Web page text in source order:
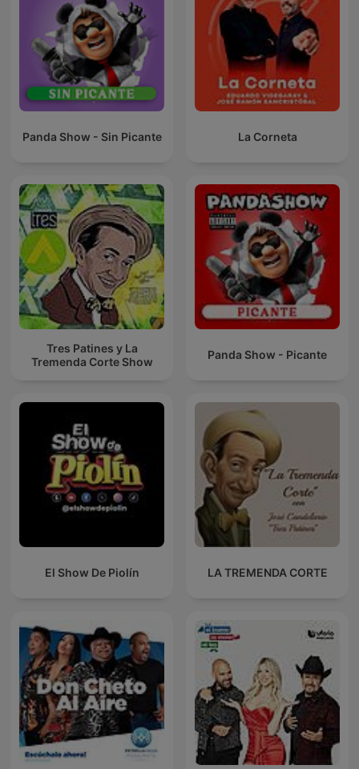
Panda Show - Sin Picante La Corneta
Tres Patines y La
Tremenda Corte Show
Panda Show - Picante
El Show De Piolín LA TREMENDA CORTE